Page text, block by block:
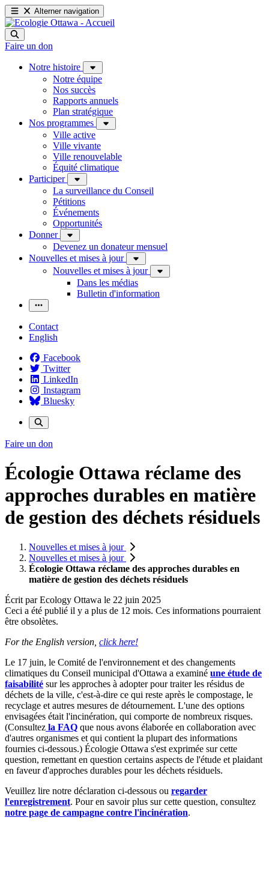
Alterner navigation
Faire un don
Notre histoire
Notre équipe
Nos succès
Rapports annuels
Plan stratégique
Nos programmes
Ville active
Ville vivante
Ville renouvelable
Équité climatique
Participer
La surveillance du Conseil
Pétitions
Événements
Opportunités
Donner
Devenez un donateur mensuel
Nouvelles et mises à jour
Nouvelles et mises à jour
Dans les médias
Bulletin d'information
Contact
English
Facebook
Twitter
LinkedIn
Instagram
Bluesky
Faire un don
Écologie Ottawa réclame des
approches durables en matière
de gestion des déchets résiduels
Nouvelles et mises à jour
Nouvelles et mises à jour
Écologie Ottawa réclame des approches durables en
matière de gestion des déchets résiduels
Écrit parEcology Ottawa le 22 juin 2025
Ceci a été publié il y a plus de 12 mois. Ces informations pourraient
être obsolètes.
For the English version, click here!
Le 17 juin, le Comité de l'environnement et des changements
climatiques du Conseil municipal d'Ottawa a examiné une étude de
faisabilité sur les approches à adopter pour traiter les résidus de
déchets de la ville, c'est-à-dire ce qui reste après le compostage, le
recyclage et autres mesures de détournement. L'une des options
envisagées était l'incinération, qui comporte de nombreux risques.
(Consultez la FAQ que nous avons élaborée en collaboration avec
d'autres organismes et qui contient la plupart des informations
fournies ci-dessous.) Écologie Ottawa s'est exprimée sur cette
question, remettant en question certains aspects de l'étude et plaidant
en faveur d'approches durables pour les déchets résiduels.
Veuillez lire notre déclaration ci-dessous ou regarder
l'enregistrement. Pour en savoir plus sur cette question, consultez
notre page de campagne contre l'incinération.